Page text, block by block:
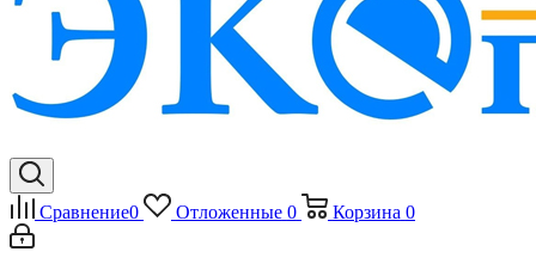
Сравнение0 Отложенные 0 Корзина 0